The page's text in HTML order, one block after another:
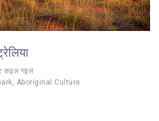
कइल गइल
, Aboriginal Culture